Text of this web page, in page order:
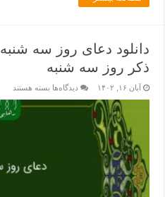
دانلود دعای روز سه
ذکر روز سه شنبه
آبان ۱۶, ۱۴۰۲ دیدگاه‌ها بسته هستند